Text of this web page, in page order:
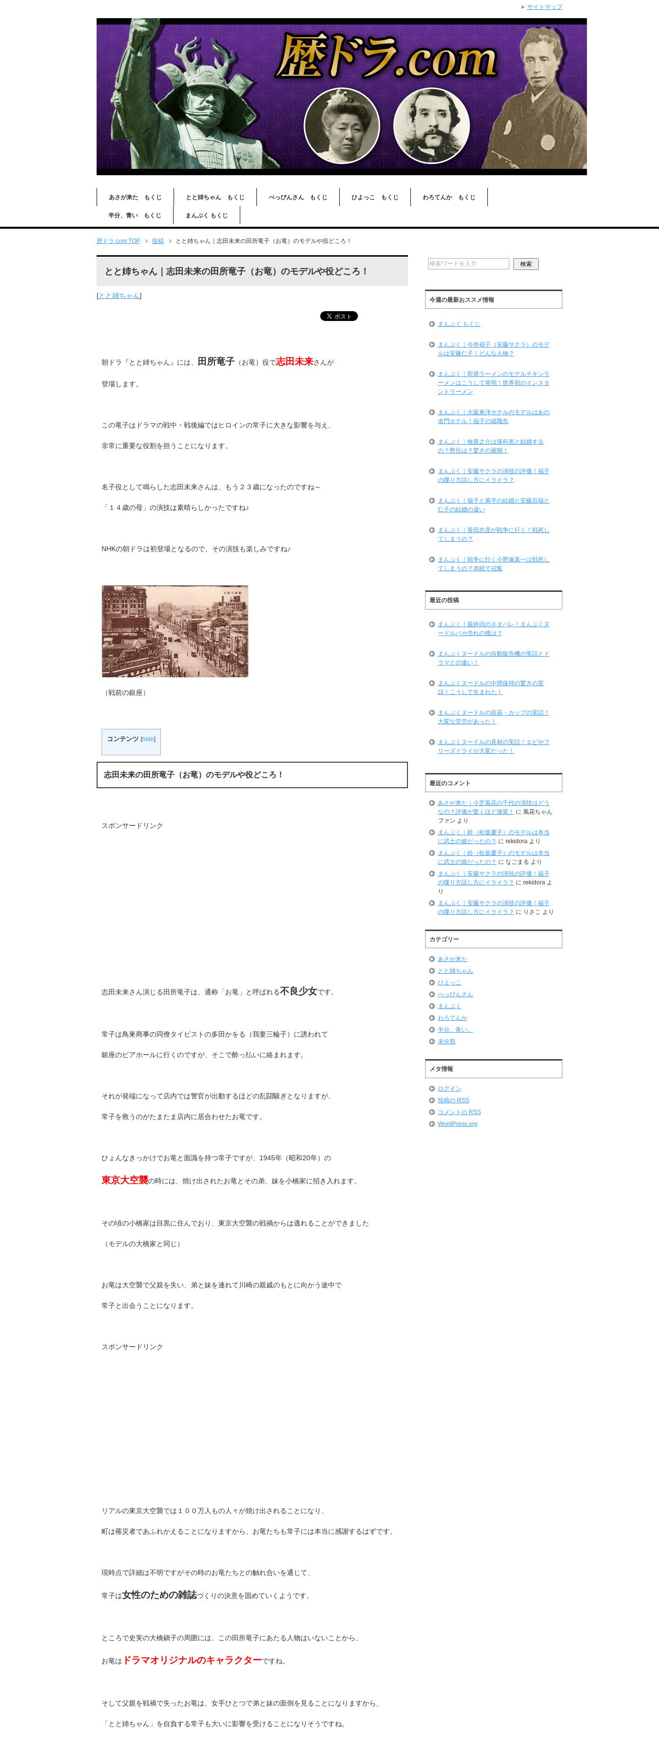
あさが来た もくじ とと姉ちゃん もくじ べっぴんさん もくじ ひよっこ もくじ わろてんか もくじ
半分、青い もくじ まんぷく もくじ
歴ドラ.com TOP 投稿 とと姉ちゃん｜志田未来の田所竜子（お竜）のモデルや役どころ！
とと姉ちゃん｜志田未来の田所竜子（お竜）のモデルや役どころ！
[とと姉ちゃん]
朝ドラ『とと姉ちゃん』には、 田所竜子 （お竜）役で志田未来さんが
登場します。
この竜子はドラマの戦中・戦後編ではヒロインの常子に大きな影響を与え、
非常に重要な役割を担うことになります。
名子役として鳴らした志田未来さんは、もう２３歳になったのですね～
「１４歳の母」の演技は素晴らしかったですね♪
NHKの朝ドラは初登場となるので、その演技も楽しみですね♪
（戦前の銀座）
コンテンツ [hide]
志田未来の田所竜子（お竜）のモデルや役どころ！
スポンサードリンク
志田未来さん演じる田所竜子は、通称「お竜」と呼ばれる不良少女です。
常子は鳥巣商事の同僚タイピストの多田かをる（我妻三輪子）に誘われて
銀座のビアホールに行くのですが、そこで酔っ払いに絡まれます。
それが発端になって店内では警官が出動するほどの乱闘騒ぎとなりますが、
常子を救うのがたまたま店内に居合わせたお竜です。
ひょんなきっかけでお竜と面識を持つ常子ですが、1945年（昭和20年）の
東京大空襲の時には、焼け出されたお竜とその弟、妹を小橋家に招き入れます。
その頃の小橋家は目黒に住んでおり、東京大空襲の戦禍からは逃れることができました
（モデルの大橋家と同じ）
お竜は大空襲で父親を失い、弟と妹を連れて川崎の親戚のもとに向かう途中で
常子と出会うことになります。
スポンサードリンク
リアルの東京大空襲では１００万人もの人々が焼け出されることになり、
町は罹災者であふれかえることになりますから、お竜たちも常子には本当に感謝するはずです。
現時点で詳細は不明ですがその時のお竜たちとの触れ合いを通じて、
常子は女性のための雑誌づくりの決意を固めていくようです。
ところで史実の大橋鎭子の周囲には、この田所竜子にあたる人物はいないことから、
お竜は ドラマオリジナルのキャラクターですね。
そして父親を戦禍で失ったお竜は、女手ひとつで弟と妹の面倒を見ることになりますから、
「とと姉ちゃん」を自負する常子も大いに影響を受けることになりそうですね。
今週の最新おススメ情報
まんぷく もくじ
まんぷく｜今井福子（安藤サクラ）のモデ
ルは安藤仁子！どんな人物？
まんぷく｜即席ラーメンのモデルチキンラ
ーメンはこうして発明！世界初のインスタ
ントラーメン
まんぷく｜大阪東洋ホテルのモデルはあの
名門ホテル！福子の就職先
まんぷく｜牧善之介は保科恵と結婚する
の？野呂は？驚きの展開！
まんぷく｜安藤サクラの演技の評価！福子
の喋り方話し方にイライラ？
まんぷく｜福子と萬平の結婚と安藤百福と
仁子の結婚の違い
まんぷく｜香田忠彦が戦争に行く！戦死し
てしまうの？
まんぷく｜戦争に行く小野塚真一は戦死し
てしまうの？赤紙で召集
最近の投稿
まんぷく｜最終回のネタバレ！まんぷくヌ
ードルバカ売れの後は？
まんぷくヌードルの自動販売機の実話とド
ラマとの違い！
まんぷくヌードルの中間保持の驚きの実
話！こうして生まれた！
まんぷくヌードルの容器・カップの実話！
大変な苦労があった！
まんぷくヌードルの具材の実話！エビやフ
リーズドライが大変だった！
最近のコメント
あさが来た｜小芝風花の千代の演技はどう
なの？評価が驚くほど激変！
に 風花ちゃん
ファン より
まんぷく｜鈴（松坂慶子）のモデルは本当
に武士の娘だったの？ に rekidora より
まんぷく｜鈴（松坂慶子）のモデルは本当
に武士の娘だったの？ に なごまる より
まんぷく｜安藤サクラの演技の評価！福子
の喋り方話し方にイライラ？ に rekidora よ
り
まんぷく｜安藤サクラの演技の評価！福子
の喋り方話し方にイライラ？ に りさこ より
カテゴリー
あさが来た
とと姉ちゃん
ひよっこ
べっぴんさん
まんぷく
わろてんか
半分、青い。
未分類
メタ情報
ログイン
投稿の RSS
コメントの RSS
WordPress.org
サイトマップ